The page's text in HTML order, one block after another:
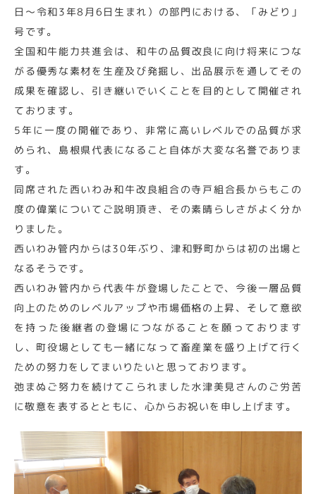
日～令和3年8月6日生まれ）の部門における、「みどり」
号です。
全国和牛能力共進会は、和牛の品質改良に向け将来につな
がる優秀な素材を生産及び発掘し、出品展示を通してその
成果を確認し、引き継いでいくことを目的として開催され
ております。
5年に一度の開催であり、非常に高いレベルでの品質が求
められ、島根県代表になること自体が大変な名誉でありま
す。
同席された西いわみ和牛改良組合の寺戸組合長からもこの
度の偉業についてご説明頂き、その素晴らしさがよく分か
りました。
西いわみ管内からは30年ぶり、津和野町からは初の出場と
なるそうです。
西いわみ管内から代表牛が登場したことで、今後一層品質
向上のためのレベルアップや市場価格の上昇、そして意欲
を持った後継者の登場につながることを願っております
し、町役場としても一緒になって畜産業を盛り上げて行く
ための努力をしてまいりたいと思っております。
弛まぬご努力を続けてこられました水津美見さんのご労苦
に敬意を表するとともに、心からお祝いを申し上げます。